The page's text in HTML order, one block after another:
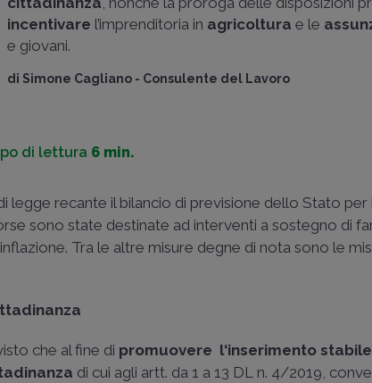
incentivare l’imprenditoria in agricoltura e le
e giovani.
di Simone Cagliano - Consulente del Lavoro
di lettura 6 min.
legge recante il bilancio di previsione dello Stato per
sono state destinate ad interventi a sostegno di
Tra le altre misure degne di nota sono le
che al fine di promuovere l‘inserimento
di cui agli artt. da 1 a 13 DL n. 4/2019,